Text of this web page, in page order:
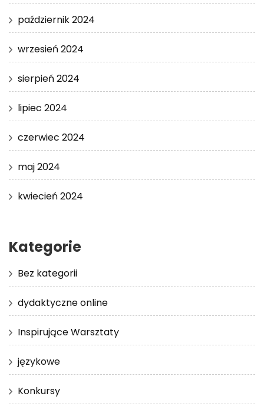
październik 2024
wrzesień 2024
sierpień 2024
lipiec 2024
czerwiec 2024
maj 2024
kwiecień 2024
Kategorie
Bez kategorii
dydaktyczne online
Inspirujące Warsztaty
językowe
Konkursy